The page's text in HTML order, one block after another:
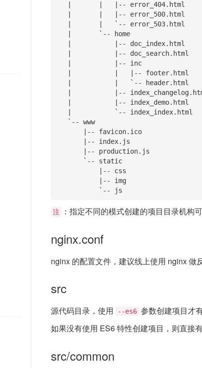
           `-- js
注 ：指定不同的模式创建的项目目录机构
nginx.conf
nginx 的配置文件，建议线上使用 nginx 做
src
源代码目录，使用 --es6 参数创建项目才
如果没有使用 ES6 特性创建项目，则直接
src/common